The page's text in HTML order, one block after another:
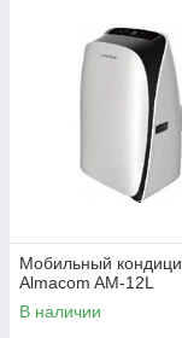
Мобильный
Almacom AM-12L
В наличии